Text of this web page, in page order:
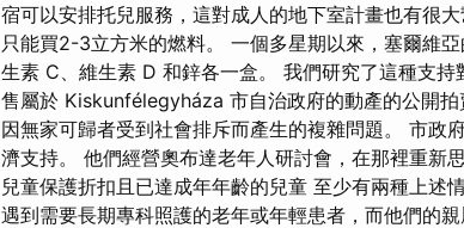
宿可以安排托兒服務，這對成人的地下室計畫也有很
只能買2-3立方米的燃料。 一個多星期以來，塞爾維
生素 C、維生素 D 和鋅各一盒。 我們研究了這種支
售屬於 Kiskunfélegyháza 市自治政府的動產的公開
因無家可歸者受到社會排斥而產生的複雜問題。 市政
濟支持。 他們經營奧布達老年人研討會，在那裡重新
兒童保護折扣且已達成年年齡的兒童 至少有兩種上述
遇到需要長期專科照護的老年或年輕患者，而他們的